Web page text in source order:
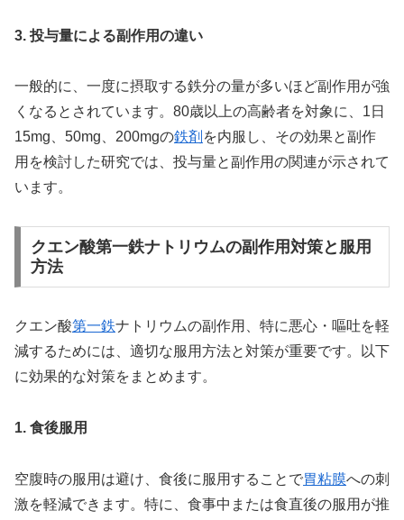
3. 投与量による副作用の違い
一般的に、一度に摂取する鉄分の量が多いほど副作用が強
くなるとされています。80歳以上の高齢者を対象に、1日
15mg、50mg、200mgの鉄剤 を内服し、その効果と副作
用を検討した研究では、投与量と副作用の関連が示されて
います。
クエン酸第一鉄ナトリウムの副作用対策と服用
方法
クエン酸第一鉄ナトリウムの副作用、特に悪心・嘔吐を軽
減するためには、適切な服用方法と対策が重要です。以下
に効果的な対策をまとめます。
1. 食後服用
空腹時の服用は避け、食後に服用することで胃粘膜への刺
激を軽減できます。特に、食事中または食直後の服用が推